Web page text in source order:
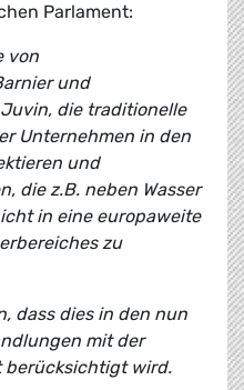
Parlament:
von
und
die traditionelle
Unternehmen in den
und
die z.B. neben Wasser
in eine europaweite
zu
dass dies in den nun
mit der
berücksichtigt wird.